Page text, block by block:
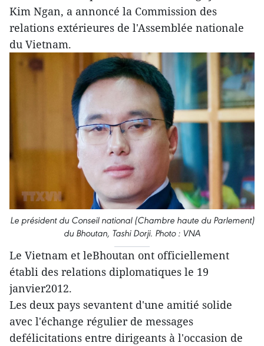
Kim Ngan, a annoncé la Commission des
relations extérieures de l'Assemblée nationale
du Vietnam.
Le président du Conseil national (Chambre haute du Parlement)
du Bhoutan, Tashi Dorji. Photo : VNA
Le Vietnam et leBhoutan ont officiellement
établi des relations diplomatiques le 19
janvier2012.
Les deux pays sevantent d'une amitié solide
avec l'échange régulier de messages
defélicitations entre dirigeants à l'occasion de